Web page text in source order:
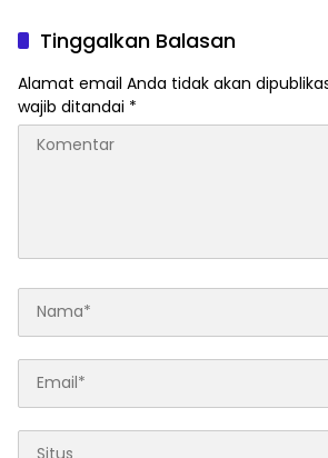
Tinggalkan Balasan
Alamat email Anda tidak akan
wajib ditandai *